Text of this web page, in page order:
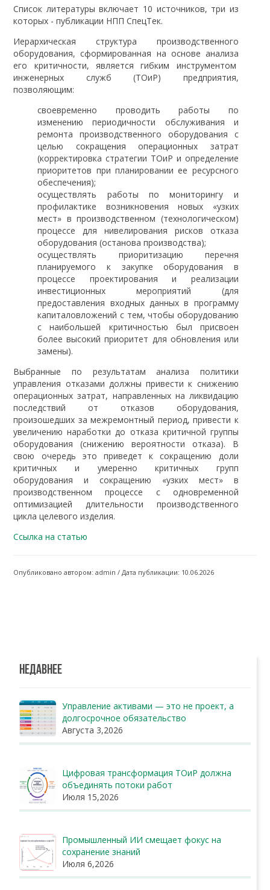
Список литературы включает 10 источников, три из
которых - публикации НПП СпецТек.
Иерархическая структура производственного
оборудования, сформированная на основе анализа
его критичности, является гибким инструментом
инженерных служб (ТОиР) предприятия,
позволяющим:
своевременно проводить работы по
изменению периодичности обслуживания и
ремонта производственного оборудования с
целью сокращения операционных затрат
(корректировка стратегии ТОиР и определение
приоритетов при планировании ее ресурсного
обеспечения);
осуществлять работы по мониторингу и
профилактике возникновения новых «узких
мест» в производственном (технологическом)
процессе для нивелирования рисков отказа
оборудования (останова производства);
осуществлять приоритизацию перечня
планируемого к закупке оборудования в
процессе проектирования и реализации
инвестиционных мероприятий (для
предоставления входных данных в программу
капиталовложений с тем, чтобы оборудованию
с наибольшей критичностью был присвоен
более высокий приоритет для обновления или
замены).
Выбранные по результатам анализа политики
управления отказами должны привести к снижению
операционных затрат, направленных на ликвидацию
последствий от отказов оборудования,
произошедших за межремонтный период, привести к
увеличению наработки до отказа критичной группы
оборудования (снижению вероятности отказа). В
свою очередь это приведет к сокращению доли
критичных и умеренно критичных групп
оборудования и сокращению «узких мест» в
производственном процессе с одновременной
оптимизацией длительности производственного
цикла целевого изделия.
Ссылка на статью
Опубликовано автором: admin / Дата публикации: 10.06.2026
НЕДАВНЕЕ
Управление активами — это не проект, а
долгосрочное обязательство
Августа 3,2026
Цифровая трансформация ТОиР должна
объединять потоки работ
Июля 15,2026
Промышленный ИИ смещает фокус на
сохранение знаний
Июля 6,2026